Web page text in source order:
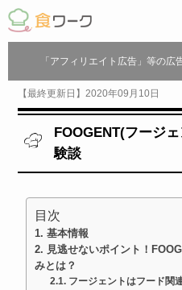
「アフィリエイト広告」等の
【最終更新日】2020年09月10日
FOOGENT(フージ
験談
目次
基本情報
見逃せないポイント！
みとは？
フージェントはフード関